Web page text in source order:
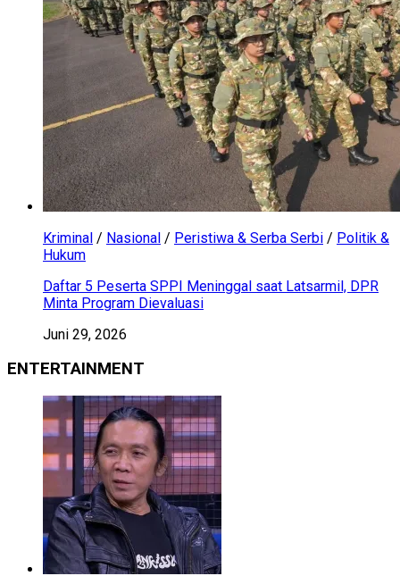
Kriminal / Nasional / Peristiwa & Serba Serbi / Politik &
Hukum
Daftar 5 Peserta SPPI Meninggal saat Latsarmil, DPR
Minta Program Dievaluasi
Juni 29, 2026
ENTERTAINMENT